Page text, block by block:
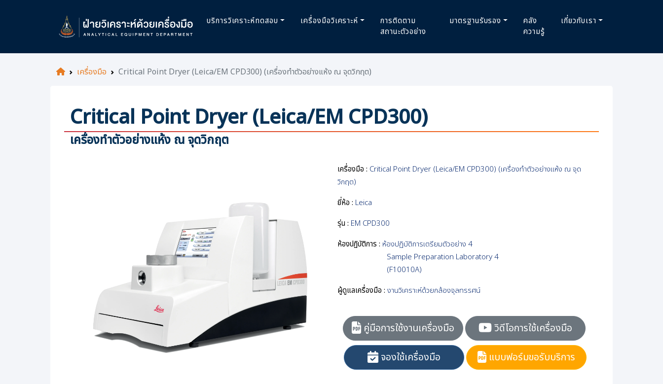
บริการวิเคราะห์ทดสอบ เครื่องมือวิเคราะห์
การติดตาม
สถานะตัวอย่าง
มาตรฐานรับรอง
คลัง
ความรู้
เกี่ยวกับเรา
เครื่องมือ Critical Point Dryer (Leica/EM CPD300) (เครื่องทำตัวอย่างแห้ง ณ ​จุดวิกฤต)
Critical Point Dryer (Leica/EM CPD300)
เครื่องทำตัวอย่างแห้ง ณ ​จุดวิกฤต
เครื่องมือ : Critical Point Dryer (Leica/EM CPD300) (เครื่องทำตัวอย่างแห้ง ณ ​จุด
วิกฤต)
ยี่ห้อ : Leica
รุ่น : EM CPD300
ห้องปฏิบัติการ : ห้องปฏิบัติการเตรียมตัวอย่าง 4
Sample Preparation Laboratory 4
(F10010A)
ผู้ดูแลเครื่องมือ : งานวิเคราะห์ด้วยกล้องจุลทรรศน์
คู่มือการใช้งานเครื่องมือ
วิดีโอการใช้เครื่องมือ
จองใช้เครื่องมือ
แบบฟอร์มขอรับบริการ